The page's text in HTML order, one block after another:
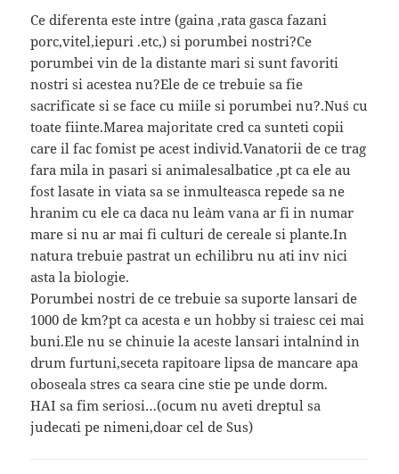
Ce diferenta este intre (gaina ,rata gasca fazani
porc,vitel,iepuri .etc,) si porumbei nostri?Ce
porumbei vin de la distante mari si sunt favoriti
nostri si acestea nu?Ele de ce trebuie sa fie
sacrificate si se face cu miile si porumbei nu?.Nu`s cu
toate fiinte.Marea majoritate cred ca sunteti copii
care il fac fomist pe acest individ.Vanatorii de ce trag
fara mila in pasari si animalesalbatice ,pt ca ele au
fost lasate in viata sa se inmulteasca repede sa ne
hranim cu ele ca daca nu le`am vana ar fi in numar
mare si nu ar mai fi culturi de cereale si plante.In
natura trebuie pastrat un echilibru nu ati inv nici
asta la biologie.
Porumbei nostri de ce trebuie sa suporte lansari de
1000 de km?pt ca acesta e un hobby si traiesc cei mai
buni.Ele nu se chinuie la aceste lansari intalnind in
drum furtuni,seceta rapitoare lipsa de mancare apa
oboseala stres ca seara cine stie pe unde dorm.
HAI sa fim seriosi…(ocum nu aveti dreptul sa
judecati pe nimeni,doar cel de Sus)